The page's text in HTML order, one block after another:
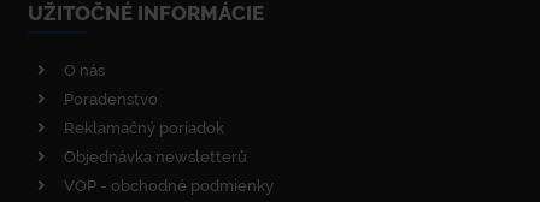
UŽITOČNÉ INFORMÁCIE
O nás
Poradenstvo
Reklamačný poriadok
Objednávka newsletterů
VOP - obchodné podmienky